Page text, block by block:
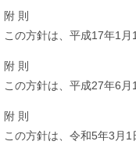
附 則
この方針は、平成17年1月
附 則
この方針は、平成27年6月
附 則
この方針は、令和5年3月1